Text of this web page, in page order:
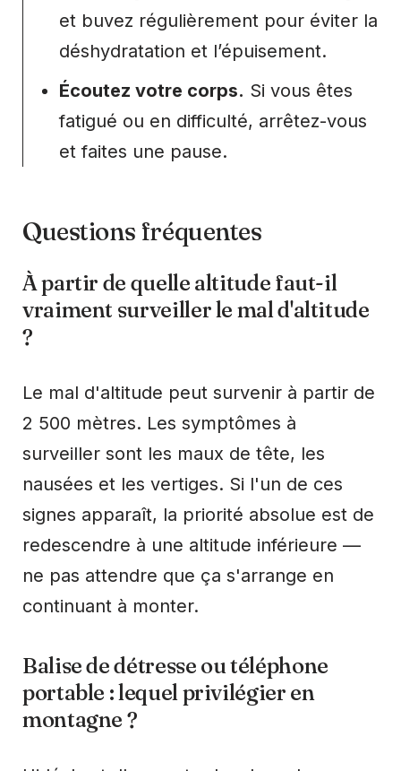
et buvez régulièrement pour éviter la
déshydratation et l’épuisement.
Écoutez votre corps. Si vous êtes
fatigué ou en difficulté, arrêtez-vous
et faites une pause.
Questions fréquentes
À partir de quelle altitude faut-il
vraiment surveiller le mal d'altitude
?
Le mal d'altitude peut survenir à partir de
2 500 mètres. Les symptômes à
surveiller sont les maux de tête, les
nausées et les vertiges. Si l'un de ces
signes apparaît, la priorité absolue est de
redescendre à une altitude inférieure —
ne pas attendre que ça s'arrange en
continuant à monter.
Balise de détresse ou téléphone
portable : lequel privilégier en
montagne ?